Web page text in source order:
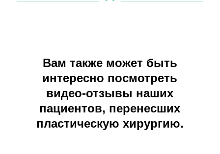
Вам также может быть
интересно посмотреть
видео-отзывы наших
пациентов, перенесших
пластическую хирургию.